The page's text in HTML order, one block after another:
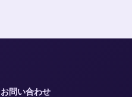
お問い合わせ